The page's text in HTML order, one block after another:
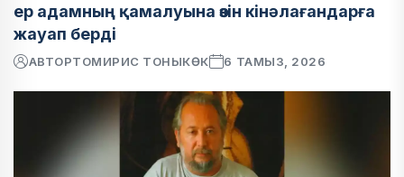
ер адамның қамалуына өзін кінәлағандарға
жауап берді
АВТОРТОМИРИС ТОНЫКӨК 6 ТАМЫЗ, 2026